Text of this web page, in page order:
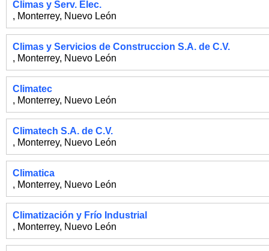
Climas y Serv. Elec.
, Monterrey, Nuevo León
Climas y Servicios de Construccion S.A. de C.V.
, Monterrey, Nuevo León
Climatec
, Monterrey, Nuevo León
Climatech S.A. de C.V.
, Monterrey, Nuevo León
Climatica
, Monterrey, Nuevo León
Climatización y Frío Industrial
, Monterrey, Nuevo León